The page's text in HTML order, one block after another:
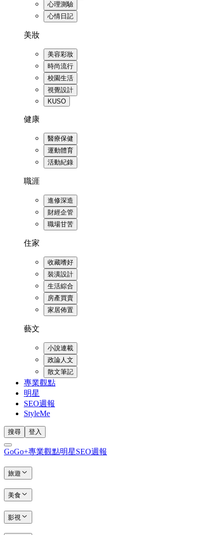
心理測驗
心情日記
美妝
美容彩妝
時尚流行
校園生活
視覺設計
KUSO
健康
醫療保健
運動體育
活動紀錄
職涯
進修深造
財經企管
職場甘苦
住家
收藏嗜好
裝潢設計
生活綜合
房產買賣
家居佈置
藝文
小說連載
政論人文
散文筆記
專業觀點
明星
SEO週報
StyleMe
搜尋 登入
GoGo+專業觀點明星SEO週報
旅遊
美食
影視